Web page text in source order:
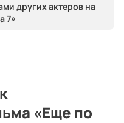
других актеров на
7»
«Еще по